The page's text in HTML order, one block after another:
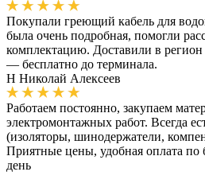
Покупали греющий кабель для
была очень подробная, помогли
комплектацию. Доставили в
— бесплатно до терминала.
Н Николай Алексеев
Работаем постоянно, закупаем
электромонтажных работ. Всегда
(изоляторы, шинодержатели,
Приятные цены, удобная оплата по
день